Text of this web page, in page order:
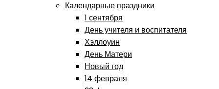
Календарные праздники
1 сентября
День учителя и воспитателя
Хэллоуин
День Матери
Новый год
14 февраля